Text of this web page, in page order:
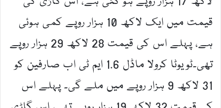
قیمت میں ایک لاکھ 10 ہزار روپے کمی ہوئی
ہے، پہلے اس کی قیمت 28 لاکھ 29 ہزار روپے
تھی۔ٹویوٹا کرولا ماڈل 1.6 ایم ٹی اب صارفین کو
31 لاکھ 9 ہزار روپے میں ملے گی۔ پہلے اس